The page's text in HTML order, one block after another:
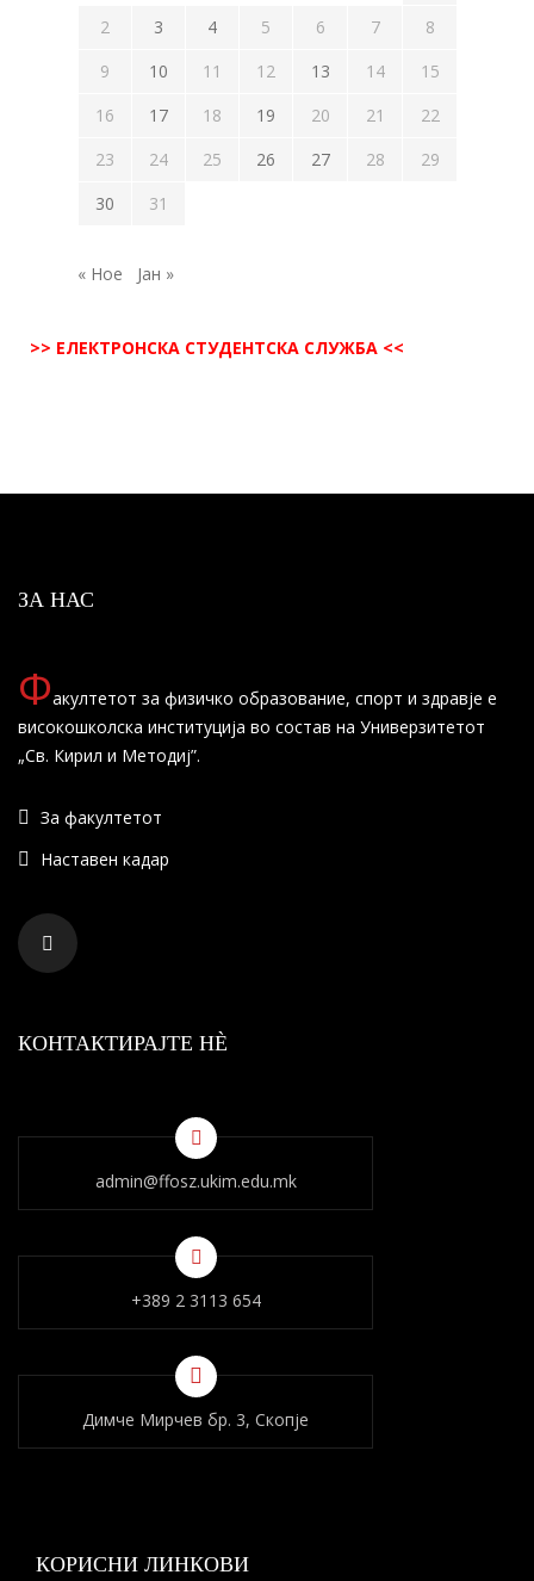
2
3 4 5 6 7
8
9
10 11 12 13 14
15
16
17 18 19 20 21
22
23
24 25 26 27 28
29
30
31
« Ное Јан »
>> ЕЛЕКТРОНСКА СТУДЕНТСКА СЛУЖБА <<
ЗА НАС
Факултетот за физичко образование, спорт и здравје е
високошколска институција во состав на Универзитетот
„Св. Кирил и Методиј”.
За факултетот
Наставен кадар
КОНТАКТИРАЈТЕ НÈ
admin@ffosz.ukim.edu.mk
+389 2 3113 654
Димче Мирчев бр. 3, Скопје
КОРИСНИ ЛИНКОВИ